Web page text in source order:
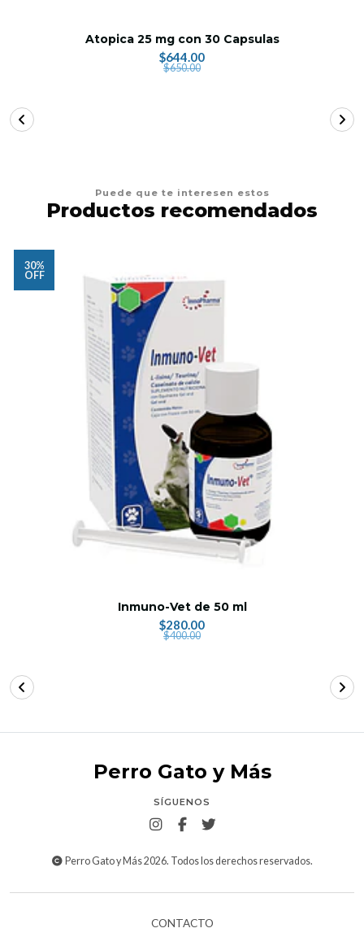
Atopica 25 mg con 30 Capsulas
$644.00
$650.00
Puede que te interesen estos
Productos recomendados
30%
OFF
Inmuno-Vet de 50 ml
$280.00
$400.00
Perro Gato y Más
SÍGUENOS
Perro Gato y Más 2026. Todos los derechos reservados.
CONTACTO